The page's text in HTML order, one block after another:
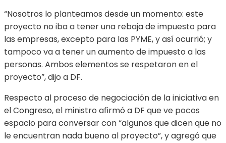
“Nosotros lo planteamos desde un momento: este
proyecto no iba a tener una rebaja de impuesto para
las empresas, excepto para las PYME, y así ocurrió; y
tampoco va a tener un aumento de impuesto a las
personas. Ambos elementos se respetaron en el
proyecto”, dijo a DF.
Respecto al proceso de negociación de la iniciativa en
el Congreso, el ministro afirmó a DF que ve pocos
espacio para conversar con “algunos que dicen que no
le encuentran nada bueno al proyecto”, y agregó que